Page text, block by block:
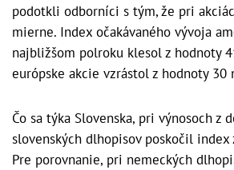
podotkli odborníci s tým, že pri
mierne. Index očakávaného vývoja
najbližšom polroku klesol z hodnoty
európske akcie vzrástol z hodnoty 30
Čo sa týka Slovenska, pri výnosoch z
slovenských dlhopisov poskočil index
Pre porovnanie, pri nemeckých